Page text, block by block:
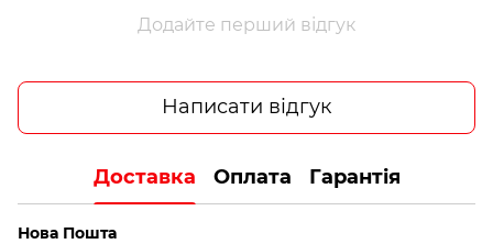
Додайте перший відгук
Написати відгук
Доставка Оплата Гарантія
Нова Пошта